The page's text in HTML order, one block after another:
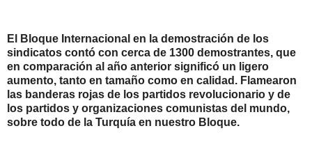
El Bloque Internacional en la demostración de los
sindicatos contó con cerca de 1300 demostrantes, que
en comparación al año anterior significó un ligero
aumento, tanto en tamaño como en calidad. Flamearon
las banderas rojas de los partidos revolucionario y de
los partidos y organizaciones comunistas del mundo,
sobre todo de la Turquía en nuestro Bloque.